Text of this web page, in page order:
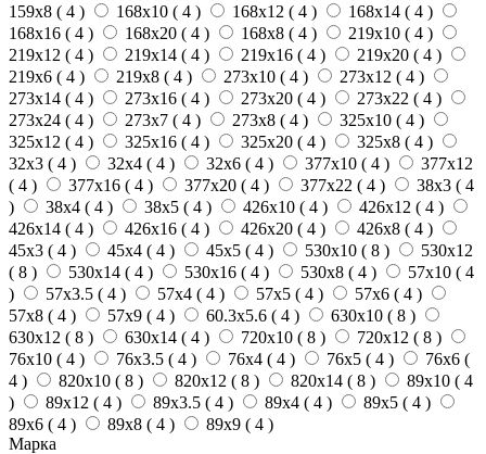
159х8 ( 4 ) 168х10 ( 4 ) 168х12 ( 4 ) 168х14 ( 4 )
168х16 ( 4 ) 168х20 ( 4 ) 168х8 ( 4 ) 219х10 ( 4 )
219х12 ( 4 ) 219х14 ( 4 ) 219х16 ( 4 ) 219х20 ( 4 )
219х6 ( 4 ) 219х8 ( 4 ) 273х10 ( 4 ) 273х12 ( 4 )
273х14 ( 4 ) 273х16 ( 4 ) 273х20 ( 4 ) 273х22 ( 4 )
273х24 ( 4 ) 273х7 ( 4 ) 273х8 ( 4 ) 325х10 ( 4 )
325х12 ( 4 ) 325х16 ( 4 ) 325х20 ( 4 ) 325х8 ( 4 )
32х3 ( 4 ) 32х4 ( 4 ) 32х6 ( 4 ) 377х10 ( 4 )
377х12
( 4 ) 377х16 ( 4 ) 377х20 ( 4 ) 377х22 ( 4 ) 38х3 ( 4
)
38х4 ( 4 ) 38х5 ( 4 ) 426х10 ( 4 ) 426х12 ( 4 )
426х14 ( 4 ) 426х16 ( 4 ) 426х20 ( 4 ) 426х8 ( 4 )
45х3 ( 4 ) 45х4 ( 4 ) 45х5 ( 4 ) 530х10 ( 8 )
530х12
( 8 ) 530х14 ( 4 ) 530х16 ( 4 ) 530х8 ( 4 ) 57х10 ( 4
)
57х3.5 ( 4 ) 57х4 ( 4 ) 57х5 ( 4 ) 57х6 ( 4 )
57х8 ( 4 ) 57х9 ( 4 ) 60.3х5.6 ( 4 ) 630х10 ( 8 )
630х12 ( 8 ) 630х14 ( 4 ) 720х10 ( 8 ) 720х12 ( 8 )
76х10 ( 4 ) 76х3.5 ( 4 ) 76х4 ( 4 ) 76х5 ( 4 )
76х6 (
4 ) 820х10 ( 8 ) 820х12 ( 8 ) 820х14 ( 8 ) 89х10 ( 4
)
89х12 ( 4 ) 89х3.5 ( 4 ) 89х4 ( 4 ) 89х5 ( 4 )
89х6 ( 4 ) 89х8 ( 4 ) 89х9 ( 4 )
Марка